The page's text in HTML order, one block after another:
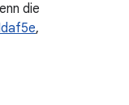
die
,